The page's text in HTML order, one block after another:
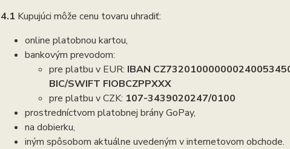
4.1 Kupujúci môže cenu tovaru uhradiť:
online platobnou kartou,
bankovým prevodom:
pre platbu v EUR: IBAN
BIC/SWIFT FIOBCZPPXXX
pre platbu v CZK: 107-3439020247/0100
prostredníctvom platobnej brány GoPay,
na dobierku,
iným spôsobom aktuálne uvedeným v internetovom obchode.